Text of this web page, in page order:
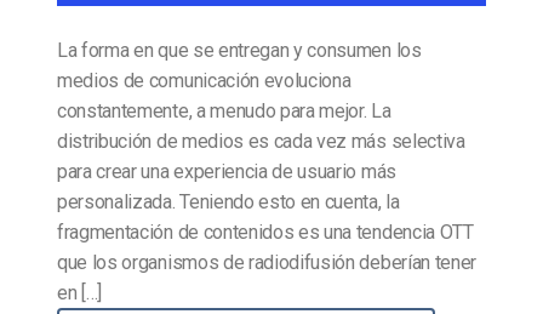
La forma en que se entregan y consumen los
medios de comunicación evoluciona
constantemente, a menudo para mejor. La
distribución de medios es cada vez más selectiva
para crear una experiencia de usuario más
personalizada. Teniendo esto en cuenta, la
fragmentación de contenidos es una tendencia OTT
que los organismos de radiodifusión deberían tener
en […]